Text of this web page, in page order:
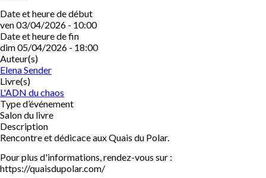
Date et heure de début
ven 03/04/2026 - 10:00
Date et heure de fin
dim 05/04/2026 - 18:00
Auteur(s)
Elena Sender
Livre(s)
L'ADN du chaos
Type d’événement
Salon du livre
Description
Rencontre et dédicace aux Quais du Polar.
Pour plus d'informations, rendez-vous sur :
https://quaisdupolar.com/